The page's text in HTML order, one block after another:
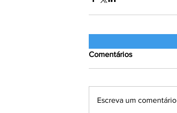
Comentários
Escreva um comentário